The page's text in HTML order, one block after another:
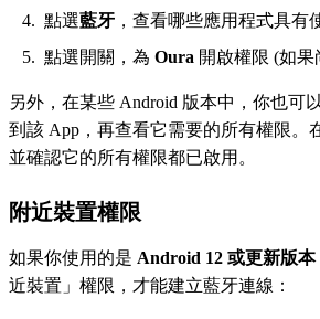
點選藍牙 ，查看哪些應用程式具有
點選開關，為 Oura 開啟權限 (如
另外，在某些 Android 版本中，你也可
到該 App，再查看它需要的所有權限。
並確認它的所有權限都已啟用。
附近裝置權限
如果你使用的是 Android 12 或更新版本
近裝置」權限，才能建立藍牙連線：